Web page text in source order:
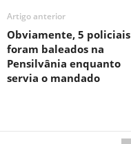
Artigo anterior
Obviamente, 5 policiais
foram baleados na
Pensilvânia enquanto
servia o mandado